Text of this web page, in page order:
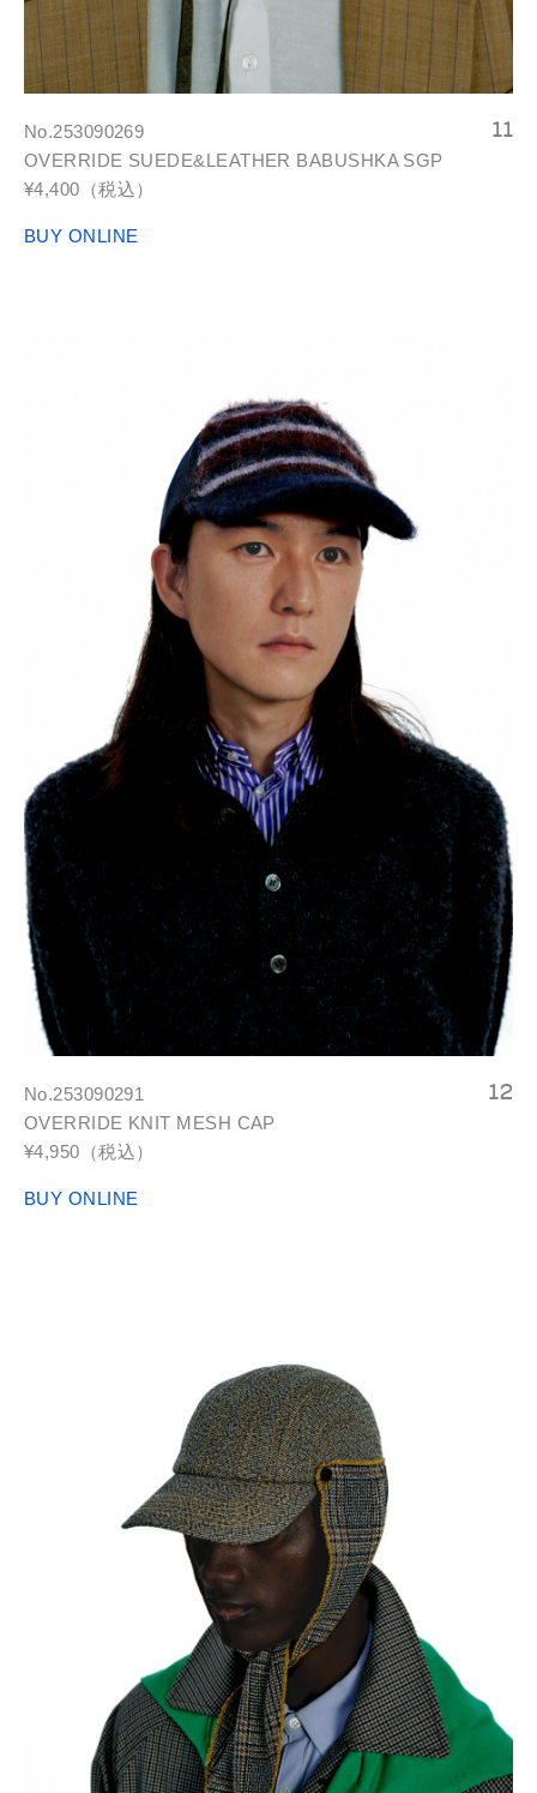
No.253090269
OVERRIDE SUEDE&LEATHER BABUSHKA SGP
¥4,400（税込）
BUY ONLINE
No.253090291
OVERRIDE KNIT MESH CAP
¥4,950（税込）
BUY ONLINE